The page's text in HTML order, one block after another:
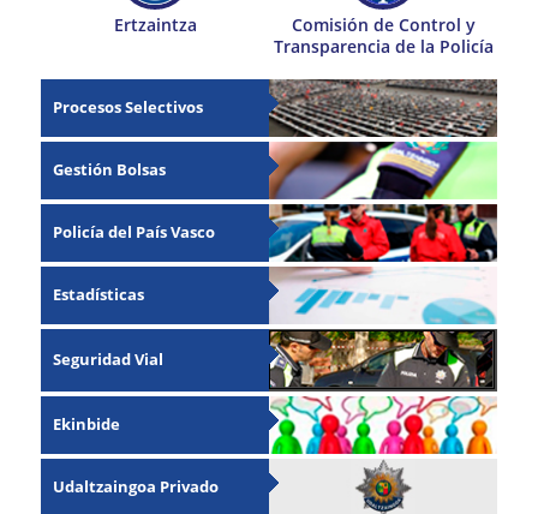
Ertzaintza
Comisión de Control y
Transparencia de la Policía
Procesos Selectivos
Gestión Bolsas
Policía del País Vasco
Estadísticas
Seguridad Vial
Ekinbide
Udaltzaingoa Privado